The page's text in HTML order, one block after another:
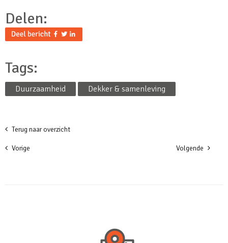
Delen:
Tags:
Duurzaamheid Dekker & samenleving
Terug naar overzicht
Vorige Volgende